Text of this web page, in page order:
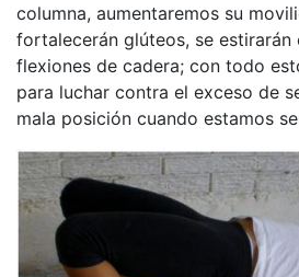
columna, aumentaremos su
fortalecerán glúteos, se estirarán
flexiones de cadera; con todo
para luchar contra el exceso de
mala posición cuando estamos